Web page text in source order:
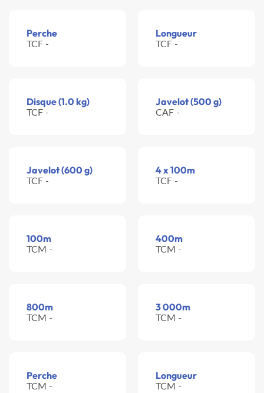
Perche
TCF -
Longueur
TCF -
Disque (1.0 kg)
TCF -
Javelot (500 g)
CAF -
Javelot (600 g)
TCF -
4 x 100m
TCF -
100m
TCM -
400m
TCM -
800m
TCM -
3 000m
TCM -
Perche
TCM -
Longueur
TCM -